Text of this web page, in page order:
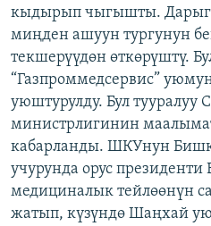
АЗАТТЫК+
ЫҢГАЙСЫЗ СУРООЛОР
ЭЕ/АРнун бардык
кыдырып чыгышты.
миңден ашуун тургунун
текшерүүдөн өткөрүштү.
“Газпроммедсервис”
уюштурулду. Бул тууралуу
министрлигинин
кабарланды. ШКУнун
учурунда орус
медициналык тейлөөнүн
жатып, күзүндө Шаңхай